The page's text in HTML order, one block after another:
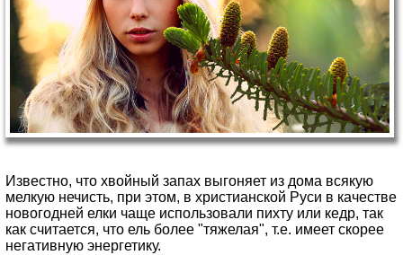
Известно, что хвойный запах выгоняет из дома всякую
мелкую нечисть, при этом, в христианской Руси в качестве
новогодней елки чаще использовали пихту или кедр, так
как считается, что ель более "тяжелая", т.е. имеет скорее
негативную энергетику.